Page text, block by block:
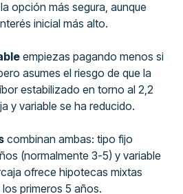
opción más segura, aunque
inicial más alto.
empiezas pagando menos si
asumes el riesgo de que la
estabilizado en torno al 2,2
y variable se ha reducido.
combinan ambas: tipo fijo
(normalmente 3-5) y variable
ofrece hipotecas mixtas
los primeros 5 años.